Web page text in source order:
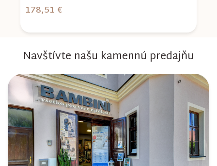
178,51 €
Navštívte našu kamennú predajňu